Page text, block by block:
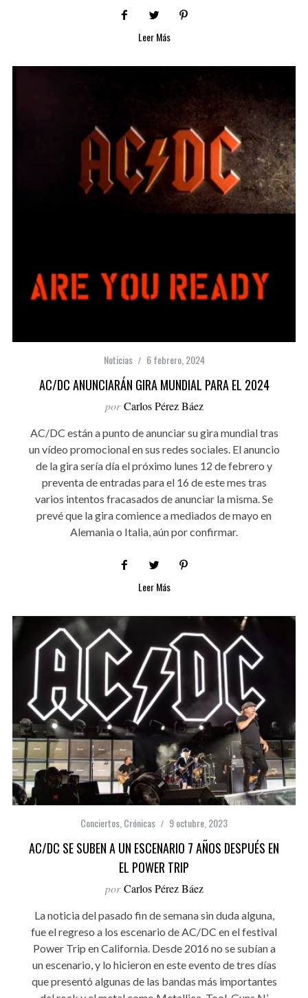
Leer Más
Noticias 6 febrero, 2024
AC/DC ANUNCIARÁN GIRA MUNDIAL PARA EL 2024
por Carlos Pérez Báez
AC/DC están a punto de anunciar su gira mundial tras
un vídeo promocional en sus redes sociales. El anuncio
de la gira sería día el próximo lunes 12 de febrero y
preventa de entradas para el 16 de este mes tras
varios intentos fracasados de anunciar la misma. Se
prevé que la gira comience a mediados de mayo en
Alemania o Italia, aún por confirmar.
Leer Más
Conciertos Crónicas 9 octubre, 2023
AC/DC SE SUBEN A UN ESCENARIO 7 AÑOS DESPUÉS EN
EL POWER TRIP
por Carlos Pérez Báez
La noticia del pasado fin de semana sin duda alguna,
fue el regreso a los escenario de AC/DC en el festival
Power Trip en California. Desde 2016 no se subían a
un escenario, y lo hicieron en este evento de tres días
que presentó algunas de las bandas más importantes